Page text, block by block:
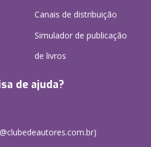
Canais de distribuição
Simulador de publicação
de livros
de ajuda?